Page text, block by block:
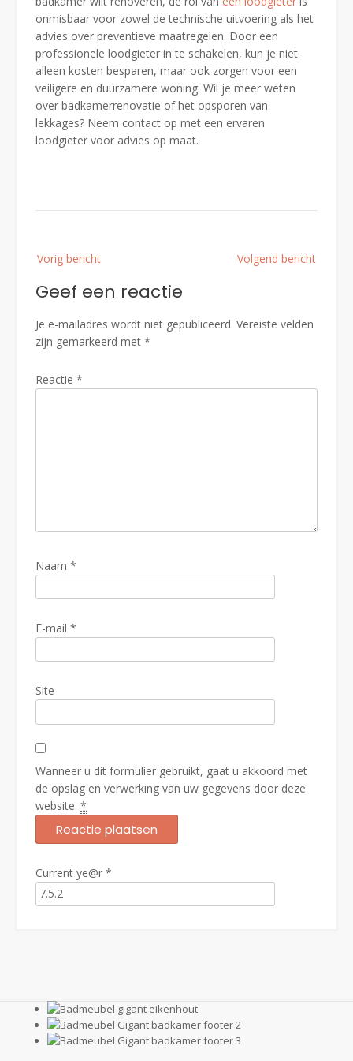
onmisbaar voor zowel de technische uitvoering als het
advies over preventieve maatregelen. Door een
professionele loodgieter in te schakelen, kun je niet
alleen kosten besparen, maar ook zorgen voor een
veiligere en duurzamere woning. Wil je meer weten
over badkamerrenovatie of het opsporen van
lekkages? Neem contact op met een ervaren
loodgieter voor advies op maat.
navigatie
Vorig bericht Volgend bericht
Geef een reactie
Je e-mailadres wordt niet gepubliceerd. Vereiste velden
zijn gemarkeerd met *
Reactie *
Naam *
E-mail *
Site
Wanneer u dit formulier gebruikt, gaat u akkoord met
de opslag en verwerking van uw gegevens door deze
website. *
Current ye@r *